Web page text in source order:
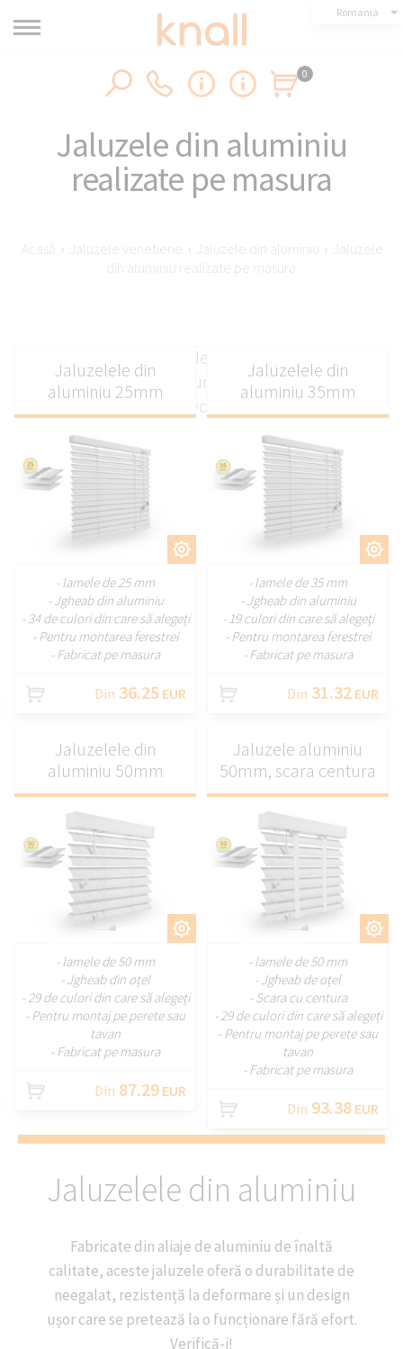
Romania
0
Jaluzele din aluminiu
realizate pe masura
Acasă › Jaluzele venetiene › Jaluzele din aluminiu ›
Jaluzele
din aluminiu realizate pe masura
Jaluzele din aluminiu de 25 mm și 50 mm de la
Knall realizate pe măsură: elegante, durabile și
perfect adaptate nevoilor dumneavoastră.
Jaluzelele din
aluminiu 25mm
- lamele de 25 mm
- Jgheab din aluminiu
- 34 de culori din care să alegeți
- Pentru montarea ferestrei
- Fabricat pe masura
Din 36.25 EUR
Jaluzelele din
aluminiu 35mm
- lamele de 35 mm
- Jgheab din aluminiu
- 19 culori din care să alegeți
- Pentru montarea ferestrei
- Fabricat pe masura
Din 31.32 EUR
PERSONALIZAȚI
Jaluzelele din
aluminiu 50mm
- lamele de 50 mm
- Jgheab din oțel
- 29 de culori din care să alegeți
- Pentru montaj pe perete sau
tavan
- Fabricat pe masura
Din 87.29 EUR
PERSONALIZAȚI
Jaluzele aluminiu
50mm, scara centura
- lamele de 50 mm
- Jgheab de oțel
- Scara cu centura
- 29 de culori din care să alegeți
- Pentru montaj pe perete sau
tavan
- Fabricat pe masura
Din 93.38 EUR
Jaluzelele din aluminiu
Fabricate din aliaje de aluminiu de înaltă
calitate, aceste jaluzele oferă o durabilitate de
neegalat, rezistență la deformare și un design
ușor care se pretează la o funcționare fără efort.
Verifică-i!